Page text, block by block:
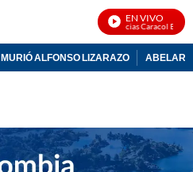
EN VIVO
Noticias Caracol En Vivo
MURIÓ ALFONSO LIZARAZO